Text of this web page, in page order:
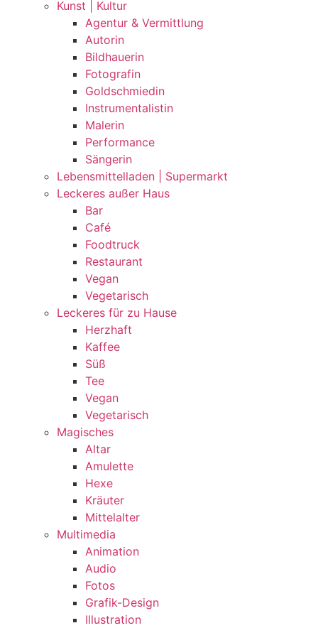
Kunst | Kultur
Agentur & Vermittlung
Autorin
Bildhauerin
Fotografin
Goldschmiedin
Instrumentalistin
Malerin
Performance
Sängerin
Lebensmittelladen | Supermarkt
Leckeres außer Haus
Bar
Café
Foodtruck
Restaurant
Vegan
Vegetarisch
Leckeres für zu Hause
Herzhaft
Kaffee
Süß
Tee
Vegan
Vegetarisch
Magisches
Altar
Amulette
Hexe
Kräuter
Mittelalter
Multimedia
Animation
Audio
Fotos
Grafik-Design
Illustration